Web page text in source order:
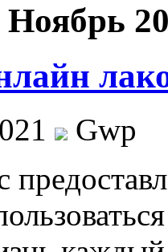
Gwp